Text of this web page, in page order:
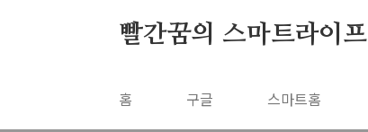
빨간꿈의 스마트라이프
홈 구글 스마트홈